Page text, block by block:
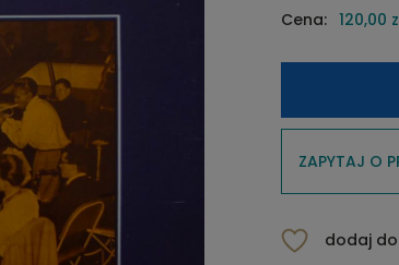
Cena: 120,00
ZAPYTAJ O
dodaj